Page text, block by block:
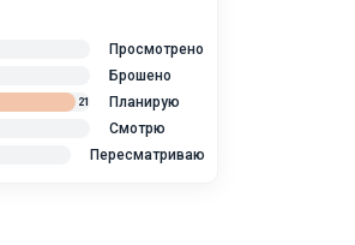
Просмотрено
Брошено
Планирую
21
Смотрю
Пересматриваю